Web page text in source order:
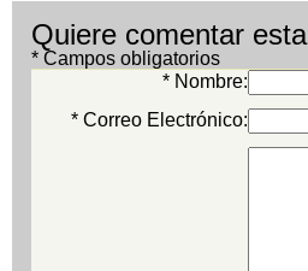
Quiere comentar
* Campos obligatorios
* Nombre:
* Correo Electrónico: